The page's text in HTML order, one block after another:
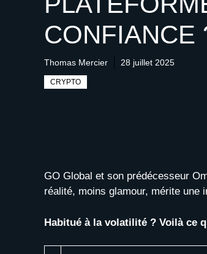
CONFIANCE
Thomas Mercier 28 juillet 2025
CRYPTO
GO Global et son prédécesseur
réalité, moins glamour, mérite une
Habitué à la volatilité ? Voilà ce